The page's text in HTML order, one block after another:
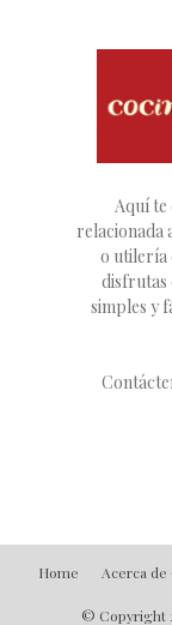
Aquí
relacionada
o utilería
disfrutas
simples y
Home Acerca de
© Copyright